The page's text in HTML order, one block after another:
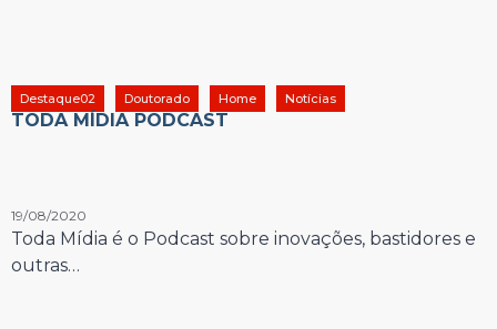
Destaque02 Doutorado Home Notícias
TODA MÍDIA PODCAST
19/08/2020
Toda Mídia é o Podcast sobre inovações, bastidores e
outras…